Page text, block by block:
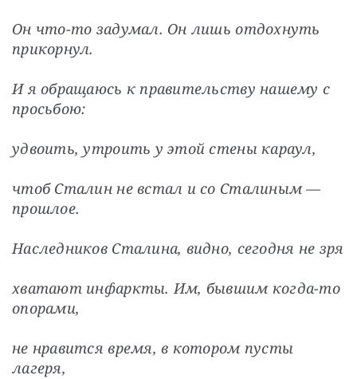
Он что-то задумал. Он лишь отдохнуть
прикорнул.
И я обращаюсь к правительству нашему с
просьбою:
удвоить, утроить у этой стены караул,
чтоб Сталин не встал и со Сталиным —
прошлое.
Наследников Сталина, видно, сегодня не зря
хватают инфаркты. Им, бывшим когда-то
опорами,
не нравится время, в котором пусты
лагеря,